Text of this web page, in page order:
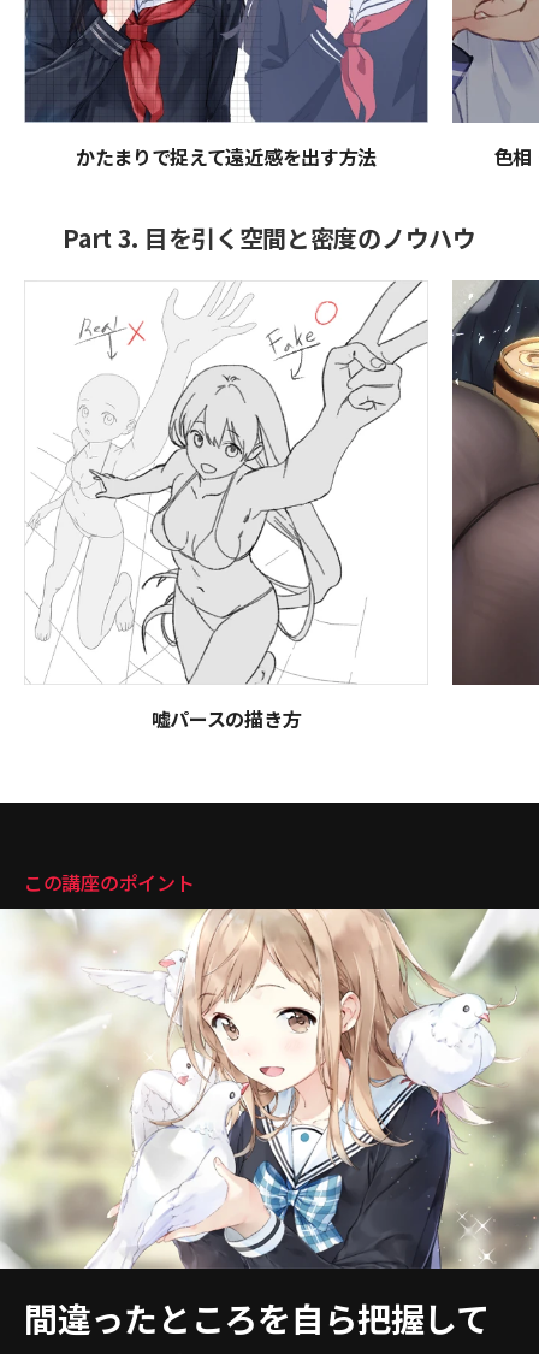
かたまりで捉えて遠近感を出す方法 色相
Part 3. 目を引く空間と密度のノウハウ
嘘パースの描き方
この講座のポイント
間違ったところを自ら把握して